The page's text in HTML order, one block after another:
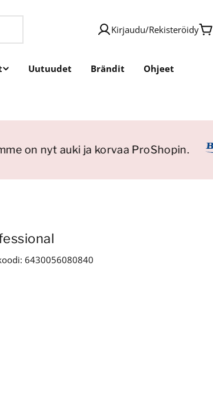
Kirjaudu/Rekisteröidy
Uutuudet Brändit Ohjeet
on nyt auki ja korvaa ProShopin.
6430056080840